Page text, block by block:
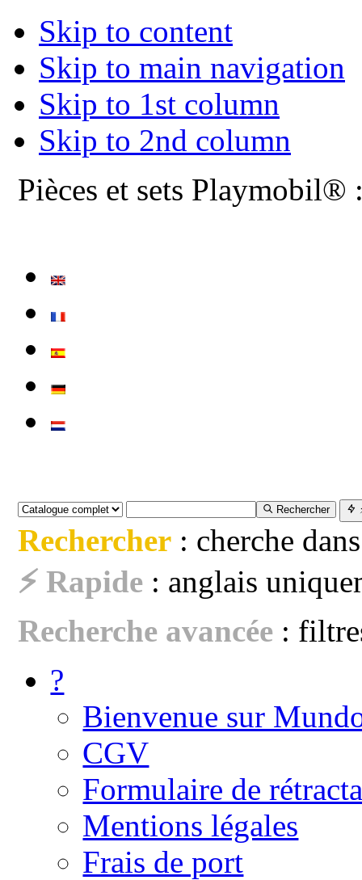
Skip to content
Skip to main navigation
Skip to 1st column
Skip to 2nd column
Pièces et sets Playmobil®
Rechercher
Rechercher : cherche
⚡ Rapide : anglais
Recherche avancée :
?
Bienvenue sur
CGV
Formulaire de
Mentions légales
Frais de port